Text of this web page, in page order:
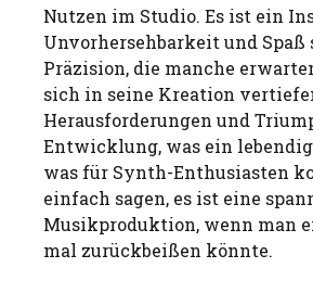
Nutzen im Studio. Es ist ein
Unvorhersehbarkeit und
Präzision, die manche
sich in seine Kreation
Herausforderungen und
Entwicklung, was ein
was für Synth-Enthusiasten
einfach sagen, es ist eine
Musikproduktion, wenn man
mal zurückbeißen könnte.